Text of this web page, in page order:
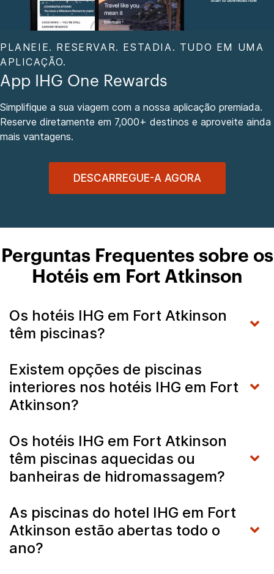
PLANEIE. RESERVAR. ESTADIA. TUDO EM UMA
APLICAÇÃO.
App IHG One Rewards
Simplifique a sua viagem com a nossa aplicação premiada.
Reserve diretamente em 7,000+ destinos e aproveite ainda
mais vantagens.
DESCARREGUE-A AGORA
Perguntas Frequentes sobre os
Hotéis em Fort Atkinson
Os hotéis IHG em Fort Atkinson
têm piscinas?
Existem opções de piscinas
interiores nos hotéis IHG em Fort
Atkinson?
Os hotéis IHG em Fort Atkinson
têm piscinas aquecidas ou
banheiras de hidromassagem?
As piscinas do hotel IHG em Fort
Atkinson estão abertas todo o
ano?